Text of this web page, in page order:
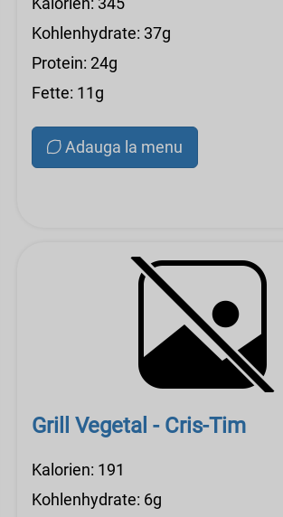
Kohlenhydrate: 37g
Protein: 24g
Fette: 11g
Adauga la menu
Grill Vegetal - Cris-Tim
Kalorien: 191
Kohlenhydrate: 6g